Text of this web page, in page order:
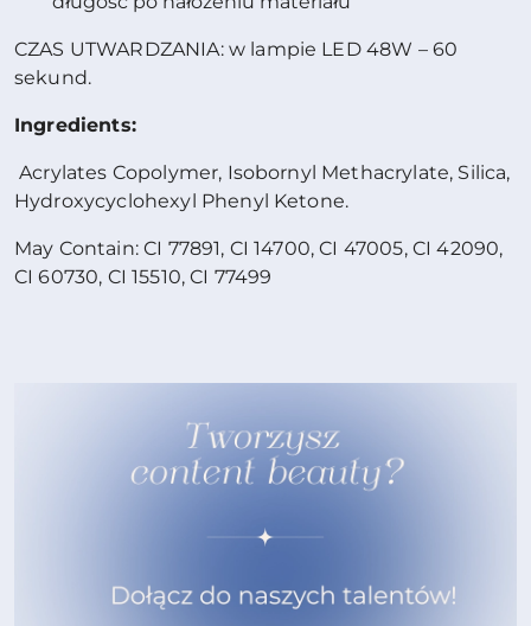
CZAS UTWARDZANIA: w lampie LED 48W – 60
sekund.
Ingredients:
Acrylates Copolymer, Isobornyl Methacrylate, Silica,
Hydroxycyclohexyl Phenyl Ketone.
May Contain: CI 77891, CI 14700, CI 47005, CI 42090,
CI 60730, CI 15510, CI 77499